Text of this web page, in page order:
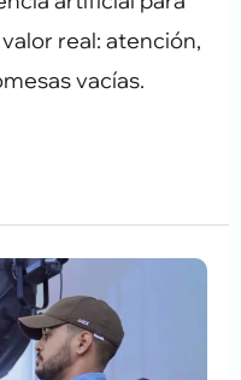
real: atención,
vacías.